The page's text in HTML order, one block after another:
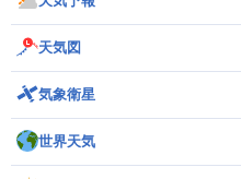
天気図
気象衛星
世界天気